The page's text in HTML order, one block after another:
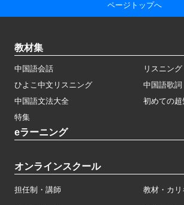
ページトップへ
教材集
中国語会話
リスニング
ひよこ中文リスニング
中国語歌詞
中国語文法大全
初めての超
特集
eラーニング
オンラインスクール
担任制・講師 教材・カリ